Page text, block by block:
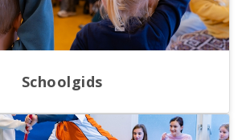
Schoolgids